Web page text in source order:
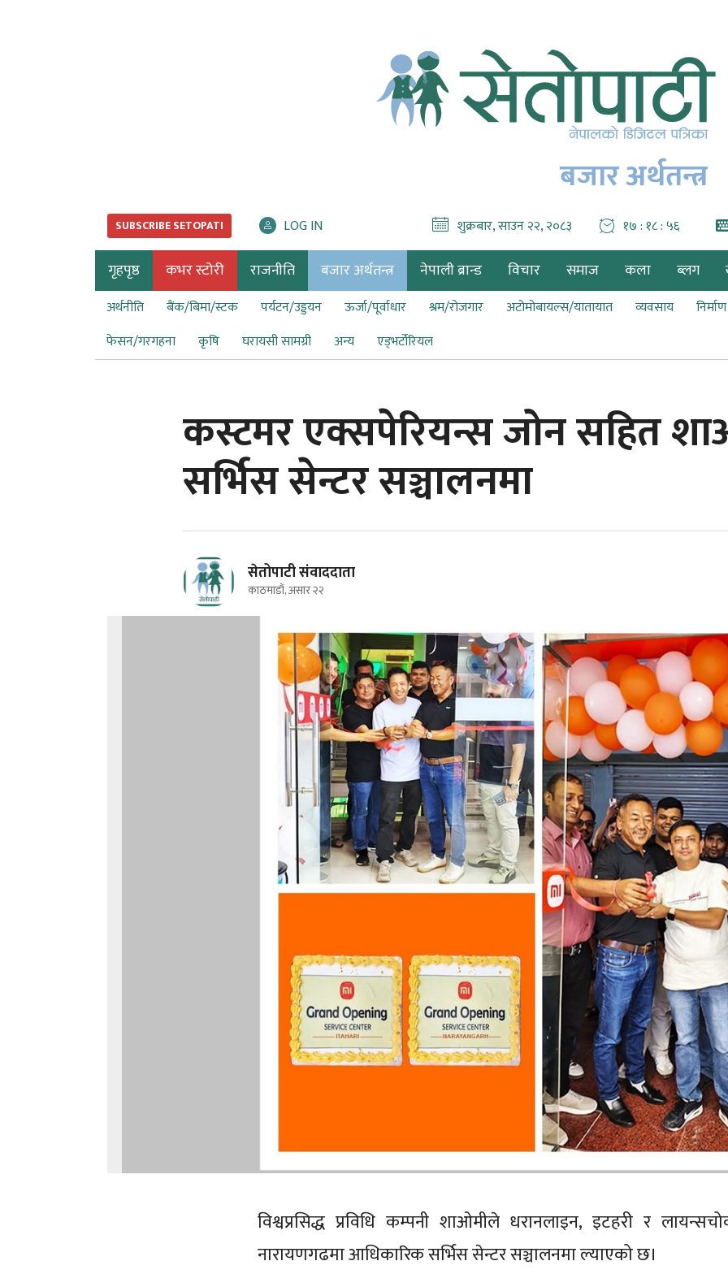
बजार अर्थतन्त्र
SUBSCRIBE SETOPATI LOG IN शुक्रबार, साउन २२, २०८३ १७ : १८ : ५७
गृहपृष्ठ कभर स्टोरी राजनीति बजार अर्थतन्त्र नेपाली ब्रान्ड विचार समाज कला ब्लग
अर्थनीति बैंक/बिमा/स्टक पर्यटन/उड्डयन ऊर्जा/पूर्वाधार श्रम/रोजगार अटोमोबायल्स/यातायात व्यवसाय
फेसन/गरगहना
कृषि घरायसी सामग्री अन्य एड्भर्टोरियल
कस्टमर एक्सपेरियन्स जोन सहित
सर्भिस सेन्टर सञ्चालनमा
सेतोपाटी संवाददाता
काठमाडौं, असार २२
विश्वप्रसिद्ध प्रविधि कम्पनी शाओमीले धरानलाइन, इटहरी र
नारायणगढमा आधिकारिक सर्भिस सेन्टर सञ्चालनमा ल्याएको छ।